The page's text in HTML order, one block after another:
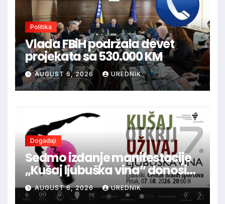
Politika
Vlada FBiH podržala devet
projekata sa 530.000 KM
AUGUST 6, 2026 UREDNIK
Događaji
Sedmo izdanje manifestacije
„Kušaj ljubuška vina“ donosi
vrhunska vina, gastronomiju i
glazbu
AUGUST 6, 2026 UREDNIK